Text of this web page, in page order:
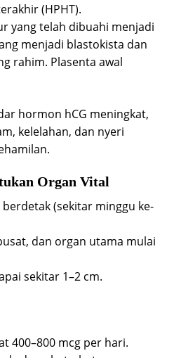
(HPHT).
yang telah dibuahi menjadi
menjadi blastokista dan
rahim. Plasenta awal
hormon hCG meningkat,
kelelahan, dan nyeri
Organ Vital
(sekitar minggu ke-
dan organ utama mulai
sekitar 1–2 cm.
400–800 mcg per hari.